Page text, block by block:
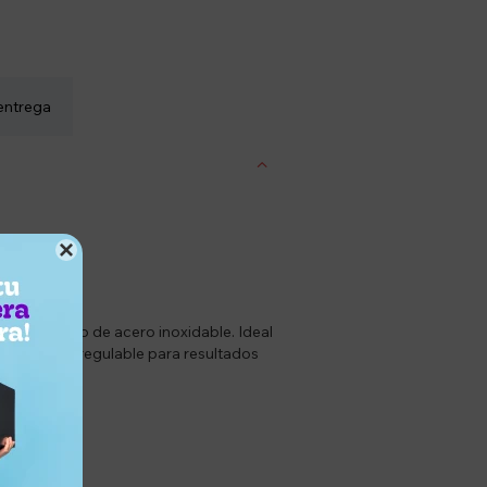

moderno de acero inoxidable. Ideal
regulable para resultados